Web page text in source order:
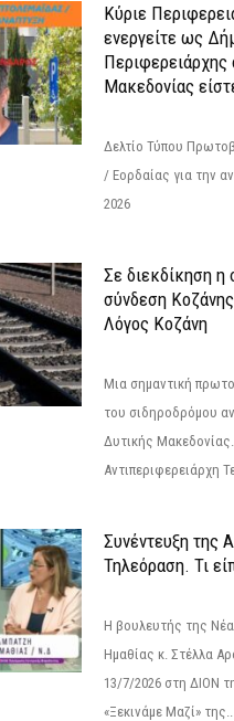
Κύριε
ενεργείτε ως
Περιφερειάρχης
Μακεδονίας
Δελτίο Τύπου
/ Εορδαίας για την
2026
Σε διεκδίκηση η
σύνδεση
Λόγος Κοζάνη
Μια σημαντική
του σιδηροδρόμου
Δυτικής
Αντιπεριφερειάρχη
Συνέντευξη της
Τηλεόραση. Τι
Η βουλευτής της
Ημαθίας κ. Στέλλα
13/7/2026 στη ΔΙΟΝ
«Ξεκινάμε Μαζί»